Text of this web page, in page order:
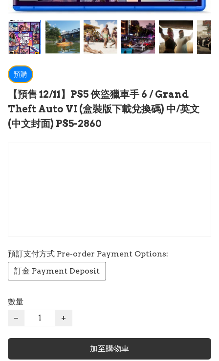
預購
【預售 12/11】PS5 俠盜獵車手 6 / Grand
Theft Auto VI (盒裝版下載兌換碼) 中/英文
(中文封面) PS5-2860
預訂支付方式 Pre-order Payment Options:
訂金 Payment Deposit
數量
−
+
加至購物車